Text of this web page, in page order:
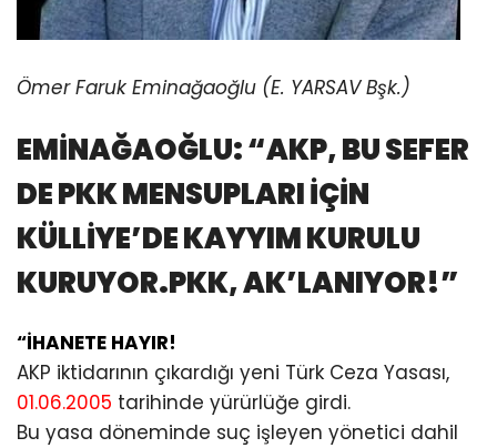
Ömer Faruk Eminağaoğlu (E. YARSAV Bşk.)
EMİNAĞAOĞLU: “AKP, BU SEFER
DE PKK MENSUPLARI İÇİN
KÜLLİYE’DE KAYYIM KURULU
KURUYOR.PKK, AK’LANIYOR!”
“İHANETE HAYIR!
AKP iktidarının çıkardığı yeni Türk Ceza Yasası,
01.06.2005 tarihinde yürürlüğe girdi.
Bu yasa döneminde suç işleyen yönetici dahil